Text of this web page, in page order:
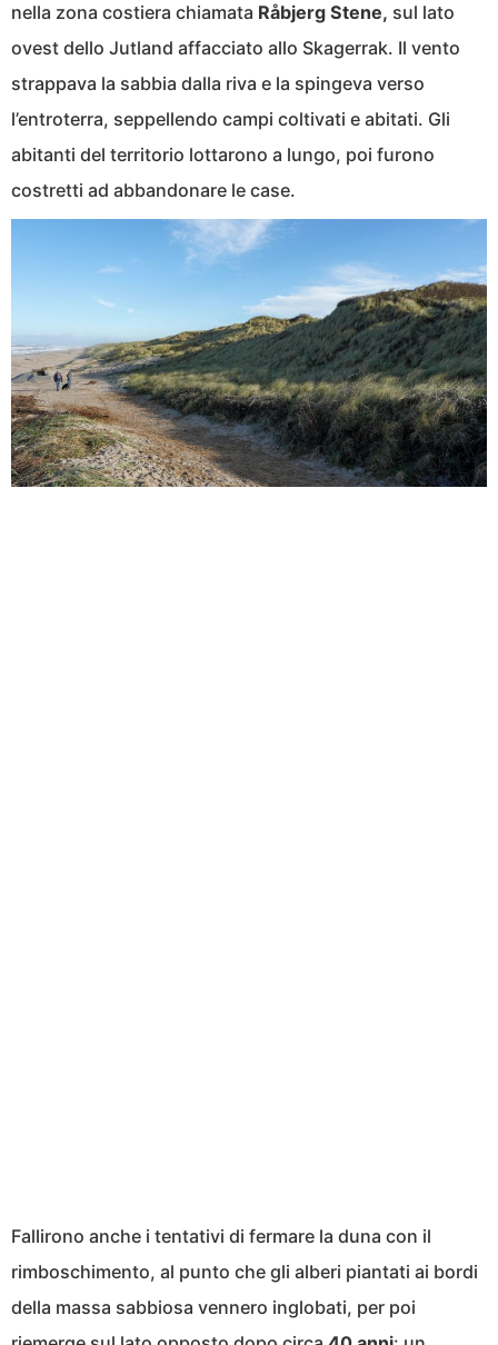
nella zona costiera chiamata Råbjerg Stene, sul lato
ovest dello Jutland affacciato allo Skagerrak. Il vento
strappava la sabbia dalla riva e la spingeva verso
l’entroterra, seppellendo campi coltivati e abitati. Gli
abitanti del territorio lottarono a lungo, poi furono
costretti ad abbandonare le case.
Fallirono anche i tentativi di fermare la duna con il
rimboschimento, al punto che gli alberi piantati ai bordi
della massa sabbiosa vennero inglobati, per poi